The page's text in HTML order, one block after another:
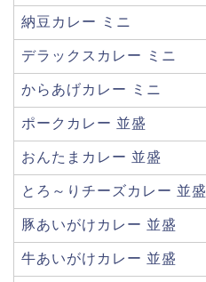
納豆カレー ミニ
デラックスカレー ミニ
からあげカレー ミニ
ポークカレー 並盛
おんたまカレー 並盛
とろ～りチーズカレー 並盛
豚あいがけカレー 並盛
牛あいがけカレー 並盛